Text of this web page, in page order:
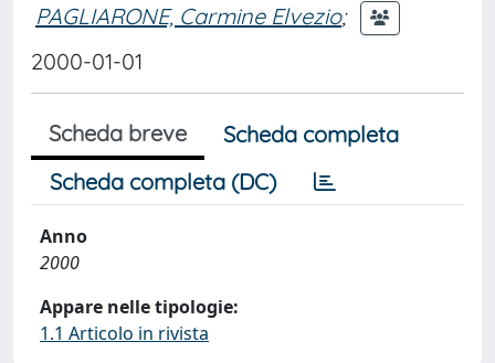
PAGLIARONE, Carmine Elvezio;
2000-01-01
Scheda breve
Scheda completa
Scheda completa (DC)
Anno
2000
Appare nelle tipologie:
1.1 Articolo in rivista